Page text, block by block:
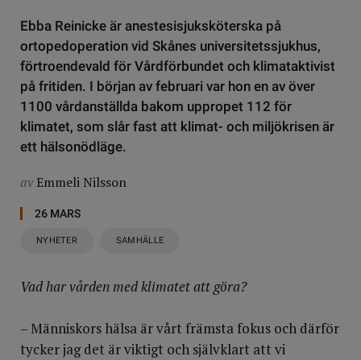
Ebba Reinicke är anestesisjuksköterska på
ortopedoperation vid Skånes universitetssjukhus,
förtroendevald för Vårdförbundet och klimataktivist
på fritiden. I början av februari var hon en av över
1100 vårdanställda bakom uppropet 112 för
klimatet, som slår fast att klimat- och miljökrisen är
ett hälsonödläge.
av Emmeli Nilsson
26 MARS
NYHETER SAMHÄLLE
Vad har vården med klimatet att göra?
– Människors hälsa är vårt främsta fokus och därför
tycker jag det är viktigt och självklart att vi